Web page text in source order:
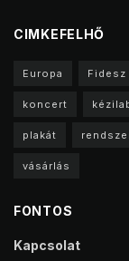
CIMKEFELHŐ
Europa Fidesz
koncert
plakát
vásárlás
FONTOS
Kapcsolat